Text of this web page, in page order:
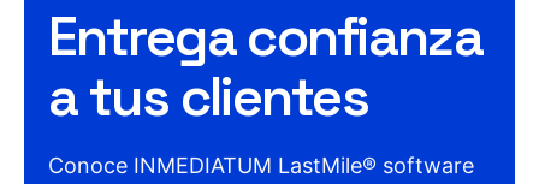
Entrega confianza
a tus clientes
Conoce INMEDIATUM LastMile® software